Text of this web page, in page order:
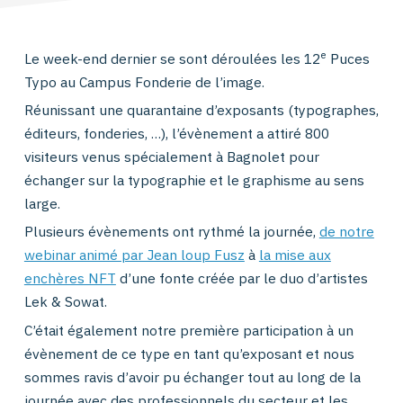
Le week-end dernier se sont déroulées les 12e Puces
Typo au Campus Fonderie de l’image.
Réunissant une quarantaine d’exposants (typographes,
éditeurs, fonderies, …), l’évènement a attiré 800
visiteurs venus spécialement à Bagnolet pour
échanger sur la typographie et le graphisme au sens
large.
Plusieurs évènements ont rythmé la journée, de notre
webinar animé par Jean loup Fusz à la mise aux
enchères NFT d’une fonte créée par le duo d’artistes
Lek & Sowat.
C’était également notre première participation à un
évènement de ce type en tant qu’exposant et nous
sommes ravis d’avoir pu échanger tout au long de la